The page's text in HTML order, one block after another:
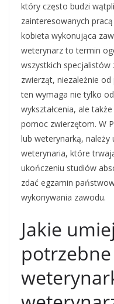
który często budzi
zainteresowanych
kobieta wykonująca
weterynarz to termin
wszystkich
zwierząt, niezależnie od
ten wymaga nie tylko
wykształcenia, ale
pomoc zwierzętom. W
lub weterynarką, należy
weterynaria, które
ukończeniu studiów
zdać egzamin
wykonywania zawodu.
Jakie